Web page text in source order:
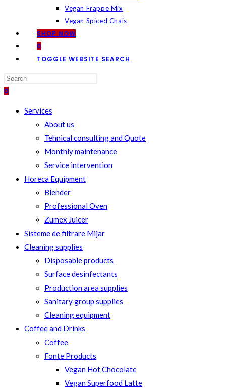
Vegan Frappe Mix
Vegan Spiced Chais
SHOP NOW
0
TOGGLE WEBSITE SEARCH
0
Services
About us
Tehnical consulting and Quote
Monthly maintenance
Service intervention
Horeca Equipment
Blender
Professional Oven
Zumex Juicer
Sisteme de filtrare Mijar
Cleaning supplies
Disposable products
Surface desinfectants
Production area supplies
Sanitary group supplies
Cleaning equipment
Coffee and Drinks
Coffee
Fonte Products
Vegan Hot Chocolate
Vegan Superfood Latte